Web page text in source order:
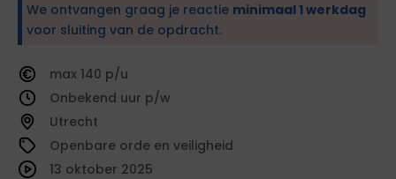
We ontvangen graag je reactie minimaal 1 werkdag
voor sluiting van de opdracht.
140
Onbekend
Utrecht
Openbare orde en veiligheid
13 oktober 2025